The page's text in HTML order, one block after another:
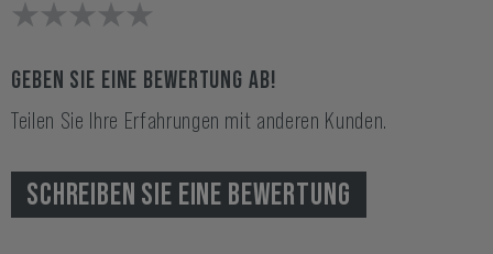
GEBEN SIE EINE BEWERTUNG AB!
Teilen Sie Ihre Erfahrungen mit anderen Kunden.
SCHREIBEN SIE EINE BEWERTUNG